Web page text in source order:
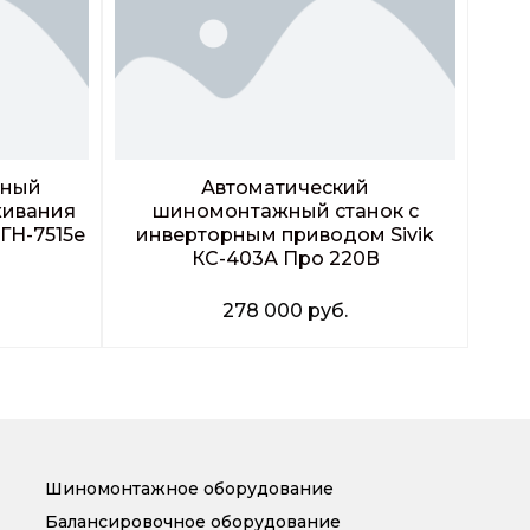
7515е
Автоматический
шиномонтажный станок c
инверторным приводом Sivik
КС-403А Про 220В
278 000 руб.
Шиномонтажное оборудование
Балансировочное оборудование